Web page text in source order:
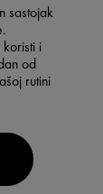
sastojak
i
od
rutini